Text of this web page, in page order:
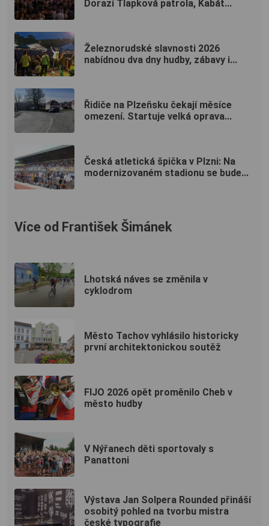
Dorazí Tlapková patrola, Kabát...
Železnorudské slavnosti 2026
nabídnou dva dny hudby, zábavy i...
Řidiče na Plzeňsku čekají měsíce
omezení. Startuje velká oprava...
Česká atletická špička v Plzni: Na
modernizovaném stadionu se bude...
Více od František Šimánek
Lhotská náves se změnila v
cyklodrom
Město Tachov vyhlásilo historicky
první architektonickou soutěž
FIJO 2026 opět proměnilo Cheb v
město hudby
V Nýřanech děti sportovaly s
Panattoni
Výstava Jan Solpera Rounded přináší
osobitý pohled na tvorbu mistra
české typografie